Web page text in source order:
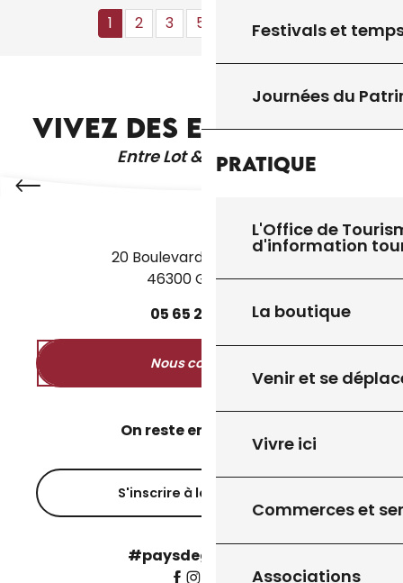
Festivals et
Journées du
Pratique
L'Office de
d'information
La boutique
Venir et se
Vivre ici
Commerces et
Associations
1 2 3 5+ 10+ 16 ❯ ❯❯
VIVEZ DES EXPÉRIENCES
Entre Lot & Dordogne
LES JARDINS D’EAU
20 Boulevard des Martyrs
46300 Gourdon
05 65 27 50
Nous contacter
On reste en contact ?
S'inscrire à la newsletter
#paysdegourdon !